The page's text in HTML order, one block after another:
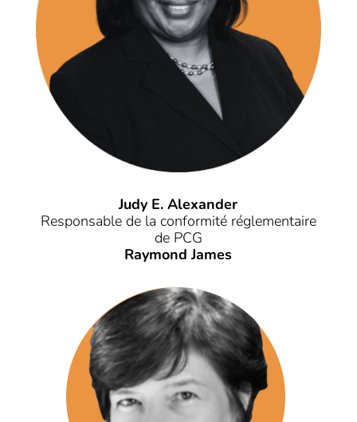
Judy E. Alexander
Responsable de la conformité réglementaire
de PCG
Raymond James